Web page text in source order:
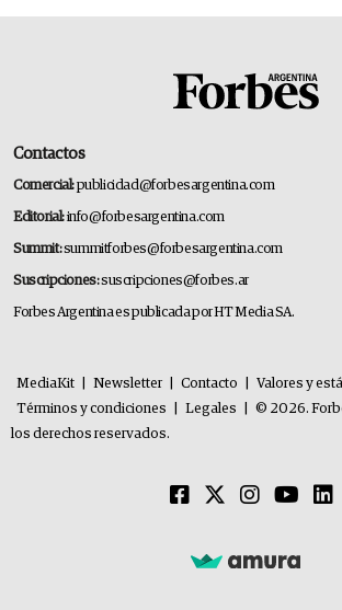
Contactos
Comercial:publicidad@forbesargentina.com
Editorial:info@forbesargentina.com
Summit:summitforbes@forbesargentina.com
Suscripciones:suscripciones@forbes.ar
Forbes Argentina es publicada por HT Media SA.
MediaKit Newsletter Contacto Valores y
Términos y condiciones
Legales
© 2026.
los derechos reservados.